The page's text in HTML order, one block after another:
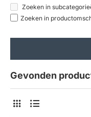
Zoeken in
Zoeken in
Gevonden